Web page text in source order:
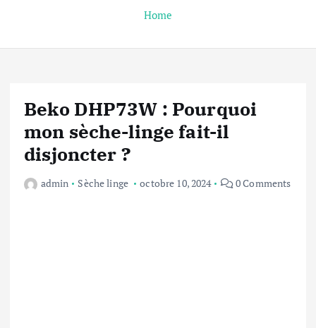
Home
Beko DHP73W : Pourquoi
mon sèche-linge fait-il
disjoncter ?
admin Sèche linge octobre 10, 2024 0 Comments